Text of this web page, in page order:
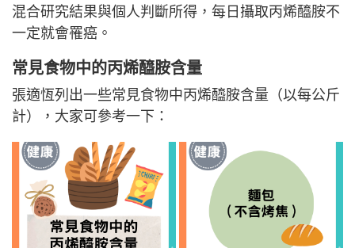
混合研究結果與個人判斷所得，每日攝取丙烯醯胺不
一定就會罹癌。
常見食物中的丙烯醯胺含量
張適恆列出一些常見食物中丙烯醯胺含量（以每公斤
計），大家可參考一下：